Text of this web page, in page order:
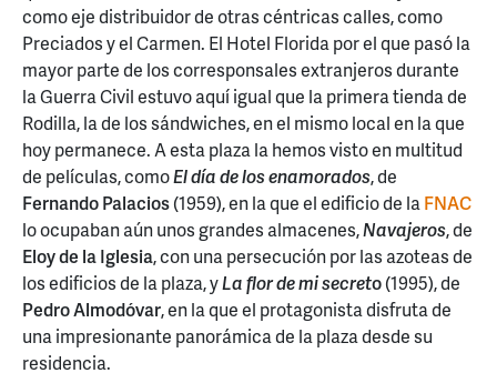
como eje distribuidor de otras céntricas calles, como
Preciados y el Carmen. El Hotel Florida por el que pasó la
mayor parte de los corresponsales extranjeros durante
la Guerra Civil estuvo aquí igual que la primera tienda de
Rodilla, la de los sándwiches, en el mismo local en la que
hoy permanece. A esta plaza la hemos visto en multitud
de películas, comoEl día de los enamorados, de
Fernando Palacios(1959), en la que el edificio de laFNAC
lo ocupaban aún unos grandes almacenes,Navajeros, de
Eloy de la Iglesia, con una persecución por las azoteas de
los edificios de la plaza, yLa flor de mi secreto(1995), de
Pedro Almodóvar, en la que el protagonista disfruta de
una impresionante panorámica de la plaza desde su
residencia.